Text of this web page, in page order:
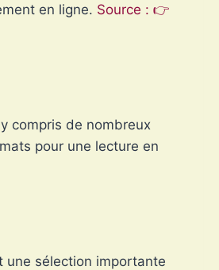
en ligne. Source : 👉
compris de nombreux
pour une lecture en
une sélection importante